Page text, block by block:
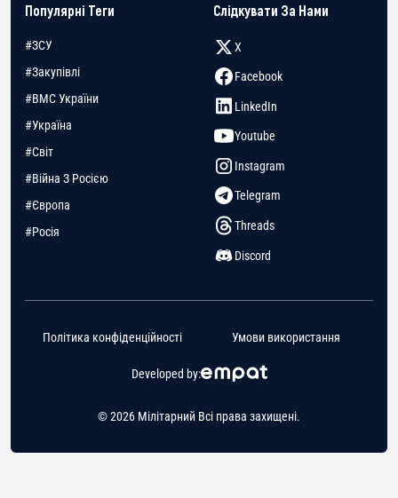
Популярні Теги
#ЗСУ
#Закупівлі
#ВМС України
#Україна
#Світ
#Війна З Росією
#Європа
#Росія
Слідкувати За Нами
X
Facebook
LinkedIn
Youtube
Instagram
Telegram
Threads
Discord
© 2026 Мілітарний Всі права захищені.
Developed by:
Політика конфіденційності Умови використання